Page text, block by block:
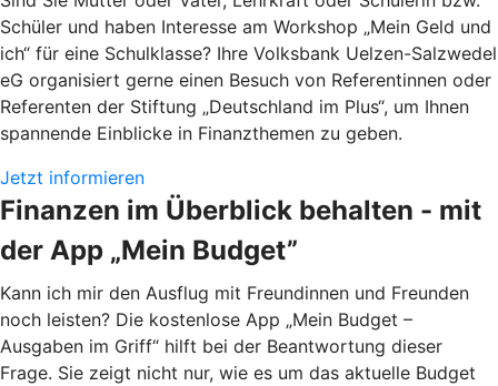
Schüler und haben Interesse am Workshop „Mein Geld und
ich“ für eine Schulklasse? Ihre Volksbank Uelzen-Salzwedel
eG organisiert gerne einen Besuch von Referentinnen oder
Referenten der Stiftung „Deutschland im Plus“, um Ihnen
spannende Einblicke in Finanzthemen zu geben.
Jetzt informieren
Finanzen im Überblick behalten - mit
der App „Mein Budget”
Kann ich mir den Ausflug mit Freundinnen und Freunden
noch leisten? Die kostenlose App „Mein Budget –
Ausgaben im Griff“ hilft bei der Beantwortung dieser
Frage. Sie zeigt nicht nur, wie es um das aktuelle Budget